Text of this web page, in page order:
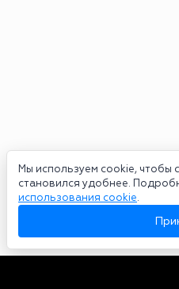
Мы используем cookie, чтобы
становился удобнее.
использования cookie.